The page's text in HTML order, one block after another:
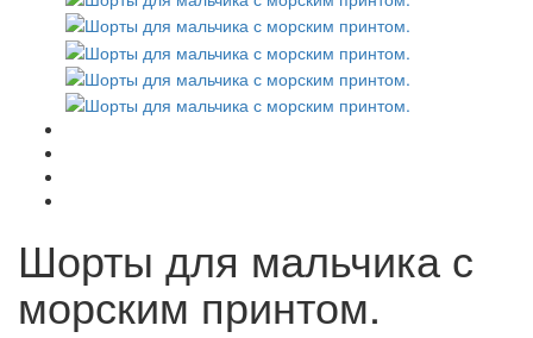
Шорты для мальчика с
морским принтом.